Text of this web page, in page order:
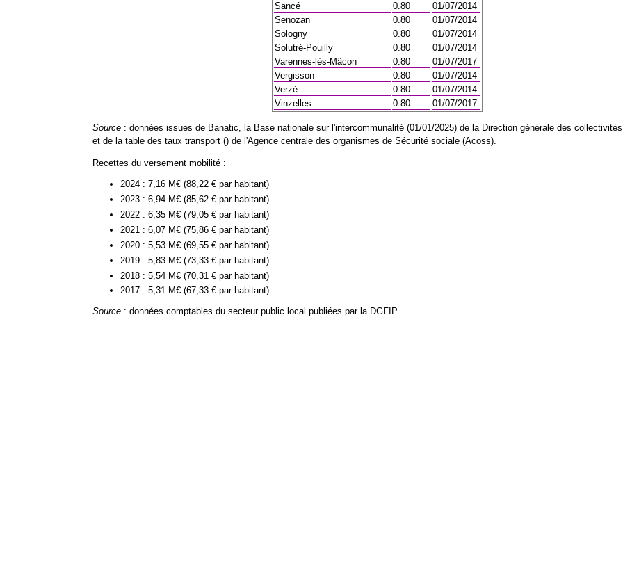
Sancé
0.80
01/07/2014
Senozan
0.80
01/07/2014
Sologny
0.80
01/07/2014
Solutré-Pouilly
0.80
01/07/2014
Varennes-lès-Mâcon
0.80
01/07/2017
Vergisson
0.80
01/07/2014
Verzé
0.80
01/07/2014
Vinzelles
0.80 01/07/2017
Source: données issues de Banatic, la Base nationale sur l'intercommunalité (01/01/2025) de la Direction générale des
et de la table des taux transport () de l'Agence centrale des organismes de Sécurité sociale (Acoss).
Recettes du versement mobilité :
2024 : 7,16 M€ (88,22 € par habitant)
2023 : 6,94 M€ (85,62 € par habitant)
2022 : 6,35 M€ (79,05 € par habitant)
2021 : 6,07 M€ (75,86 € par habitant)
2020 : 5,53 M€ (69,55 € par habitant)
2019 : 5,83 M€ (73,33 € par habitant)
2018 : 5,54 M€ (70,31 € par habitant)
2017 : 5,31 M€ (67,33 € par habitant)
Source: données comptables du secteur public local publiées par la DGFIP.